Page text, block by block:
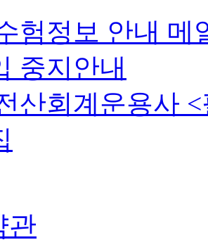
험정보 안내 메
중지안내
산회계운용사
관